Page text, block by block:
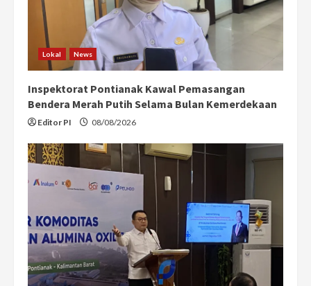
Lokal News
Inspektorat Pontianak Kawal Pemasangan
Bendera Merah Putih Selama Bulan Kemerdekaan
Editor PI 08/08/2026